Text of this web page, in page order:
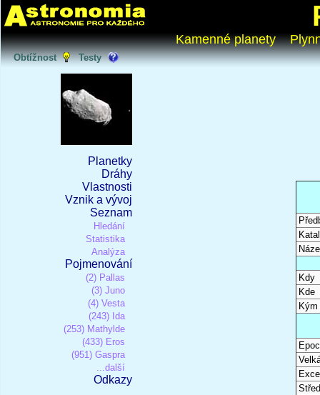
Kamenné planety
Obtížnost Testy
Planetky
Dráhy
Vlastnosti
Vznik a vývoj
Seznam
Hledání
Statistika
Analýza
Pojmenování
(2) Pallas
(3) Juno
(4) Vesta
(243) Ida
(253) Mathylde
(433) Eros
(951) Gaspra
...další
Odkazy
Kdy
Kde
Kým